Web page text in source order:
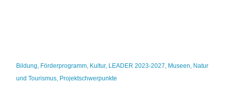
Bildung, Förderprogramm, Kultur, LEADER 2023-2027, Museen, Natur
und Tourismus, Projektschwerpunkte